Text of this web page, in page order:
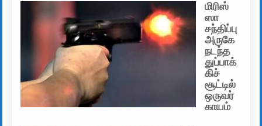
மிரிஸ்
ஸா
சந்திப்பு
அருகே
நடந்த
துப்பாக்
கிச்
சூட்டில்
ஒருவர்
காயம்